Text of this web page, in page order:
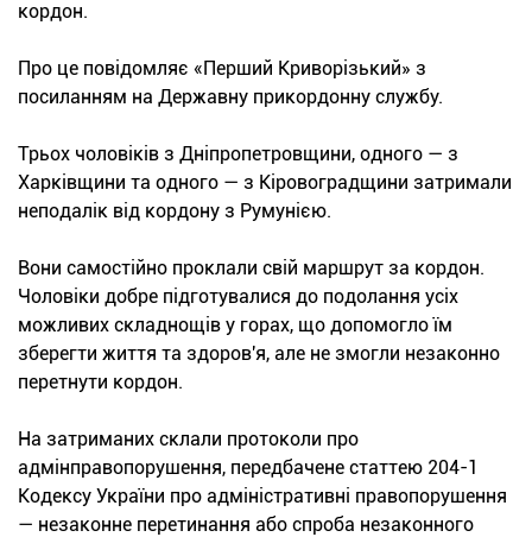
кордон.
Про це повідомляє «Перший Криворізький» з
посиланням на Державну прикордонну службу.
Трьох чоловіків з Дніпропетровщини, одного — з
Харківщини та одного — з Кіровоградщини затримали
неподалік від кордону з Румунією.
Вони самостійно проклали свій маршрут за кордон.
Чоловіки добре підготувалися до подолання усіх
можливих складнощів у горах, що допомогло їм
зберегти життя та здоров'я, але не змогли незаконно
перетнути кордон.
На затриманих склали протоколи про
адмінправопорушення, передбачене статтею 204-1
Кодексу України про адміністративні правопорушення
— незаконне перетинання або спроба незаконного